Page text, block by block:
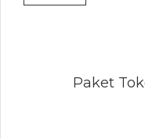
Paket